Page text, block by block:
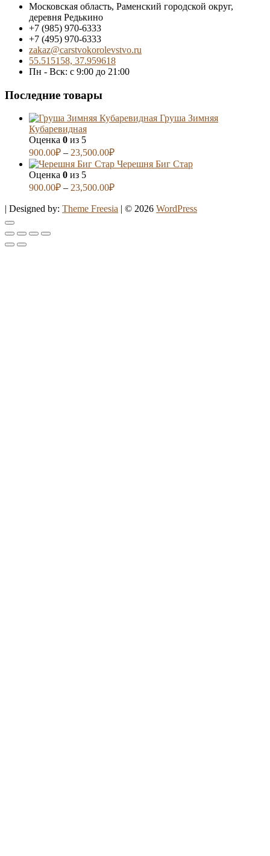
Московская область, Раменский городской округ,
деревня Редькино
+7 (985) 970-6333
+7 (495) 970-6333
zakaz@carstvokorolevstvo.ru
55.515158, 37.959618
Пн - Вск: с 9:00 до 21:00
Последние товары
Груша Зимняя
Кубаревидная
Оценка 0 из 5
900.00₽ – 23,500.00₽
Черешня Биг Стар
Оценка 0 из 5
900.00₽ – 23,500.00₽
| Designed by: Theme Freesia | © 2026 WordPress
Go
to
top